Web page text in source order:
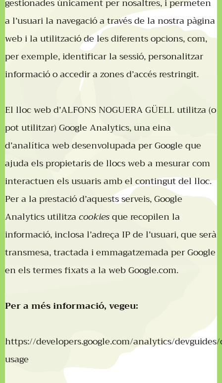
a l’usuari la navegació a través de la nostra pàgina
web i la utilització de les diferents opcions, com,
per exemple, identificar la sessió, personalitzar
informació o accedir a zones d’accés restringit.
El lloc web d’ALFONS NOGUERA GÜELL utilitza (o
pot utilitzar) Google Analytics, una eina
d’analítica web desenvolupada per Google que
ajuda els propietaris de llocs web a mesurar com
interactuen els usuaris amb el contingut del lloc.
Per a la prestació d’aquests serveis, Google
Analytics utilitzacookiesque recopilen la
informació, inclosa l’adreça IP de l’usuari, que serà
transmesa, tractada i emmagatzemada per Google
en els termes fixats a la web Google.com.
Per a més informació, vegeu:
https://developers.google.com/analytics/
usage